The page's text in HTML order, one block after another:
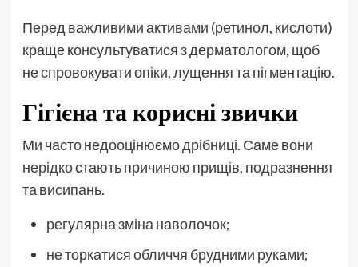
Перед важливими активами (ретинол, кислоти)
краще консультуватися з дерматологом, щоб
не спровокувати опіки, лущення та пігментацію.
Гігієна та корисні звички
Ми часто недооцінюємо дрібниці. Саме вони
нерідко стають причиною прищів, подразнення
та висипань.
регулярна зміна наволочок;
не торкатися обличчя брудними руками;